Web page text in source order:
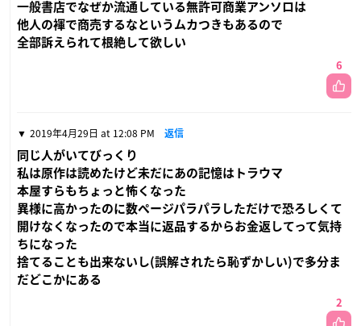
一般書店でなぜか流通している無許可商業アンソロは
他人の褌で商売するなというムカつきもあるので
全部訴えられて根絶して欲しい
6
2019年4月29日 at 12:08 PM 返信
同じ人がいてびっくり
私は原作は読めたけど未だにあの記憶はトラウマ
本屋すらもちょっと怖くなった
異様に高かったのに数ページパラパラしただけで恐ろしくて
開けなくなったので本当に返品するからお金返してって気持
ちになった
捨てることも出来ないし(誤解されたら恥ずかしい)で多分ま
だどこかにある
2